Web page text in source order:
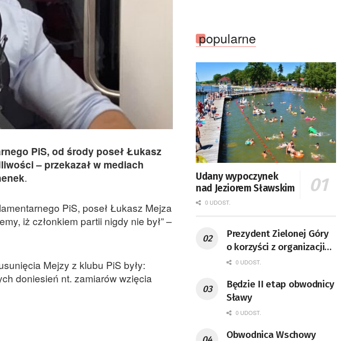
PiS, od środy poseł Łukasz
– przekazał w mediach
.
PiS, poseł Łukasz Mejza
iż członkiem partii nigdy nie był” –
Mejzy z klubu PiS były:
doniesień nt. zamiarów wzięcia
popularne
Udany wypoczynek
nad Jeziorem Sławskim
0 UDOST.
Prezydent Zielonej Góry
o korzyści z organizacji
mety Tour de Pologne
0 UDOST.
Będzie II etap obwodnicy
Sławy
0 UDOST.
Obwodnica Wschowy